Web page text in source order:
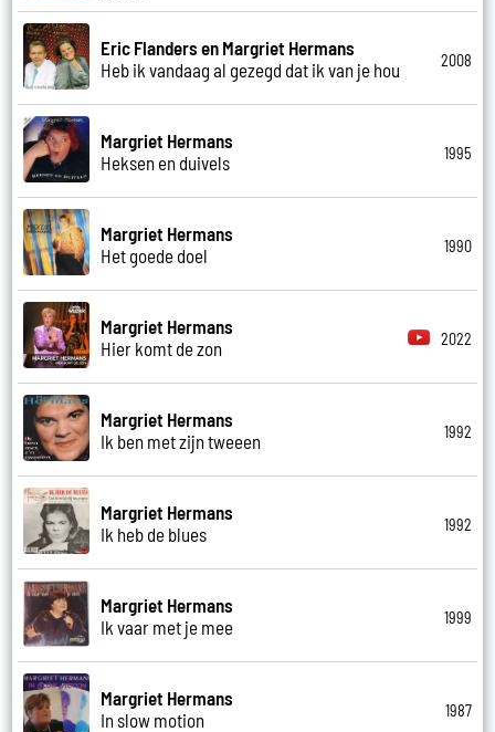
Eric Flanders en Margriet Hermans
Heb ik vandaag al gezegd dat ik van je hou
2008
Margriet Hermans
Heksen en duivels
1995
Margriet Hermans
Het goede doel
1990
Margriet Hermans
Hier komt de zon
2022
Margriet Hermans
Ik ben met zijn tweeen
1992
Margriet Hermans
Ik heb de blues
1992
Margriet Hermans
Ik vaar met je mee
1999
Margriet Hermans
In slow motion
1987